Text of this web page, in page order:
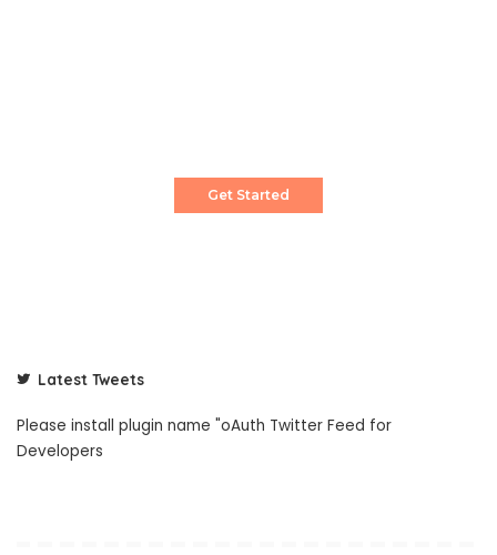
Get Started
Latest Tweets
Please install plugin name "oAuth Twitter Feed for
Developers